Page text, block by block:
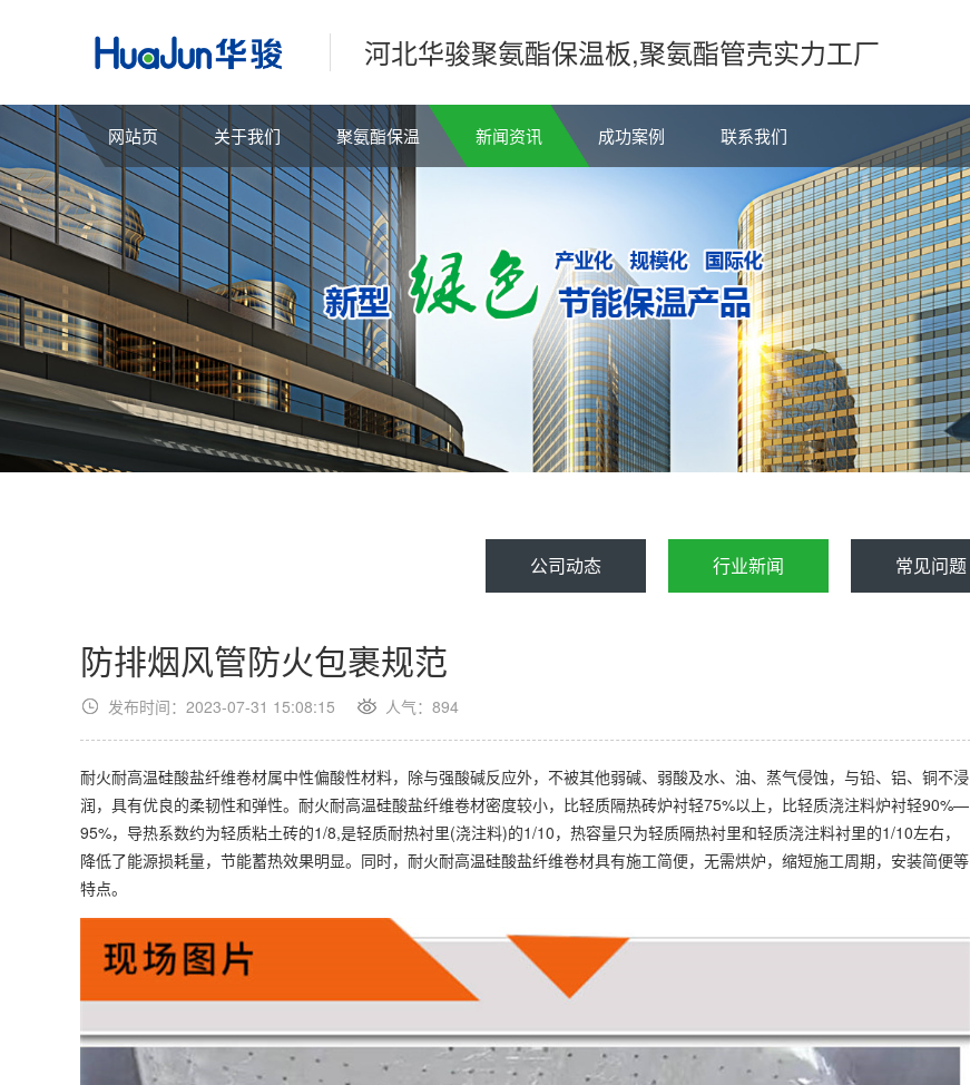
河北华骏聚氨酯保温板,聚氨酯管壳实力工厂
网站页 关于我们 聚氨酯保温 新闻资讯 成功案例 联系我们
公司动态 行业新闻 常见问题
防排烟风管防火包裹规范
发布时间：2023-07-31 15:08:15 人气： 894
耐火耐高温硅酸盐纤维卷材属中性偏酸性材料，除与强酸碱反应外，不被其他弱碱、弱酸及水、油、蒸气侵蚀，与铅、铝、铜不浸
润，具有优良的柔韧性和弹性。耐火耐高温硅酸盐纤维卷材密度较小，比轻质隔热砖炉衬轻75%以上，比轻质浇注料炉衬轻90%—
95%，导热系数约为轻质粘土砖的1/8,是轻质耐热衬里(浇注料)的1/10，热容量只为轻质隔热衬里和轻质浇注料衬里的1/10左右，
降低了能源损耗量，节能蓄热效果明显。同时，耐火耐高温硅酸盐纤维卷材具有施工简便，无需烘炉，缩短施工周期，安装简便等
特点。